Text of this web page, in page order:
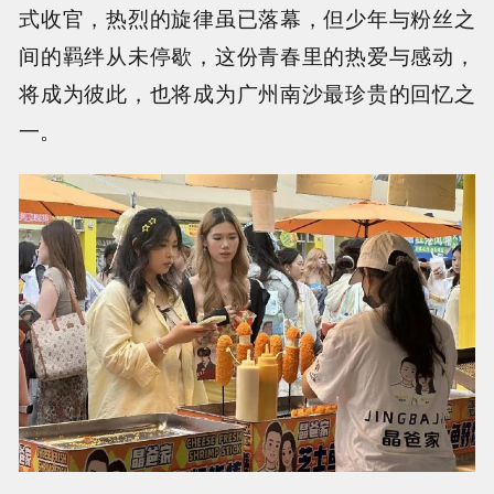
式收官，热烈的旋律虽已落幕，但少年与粉丝之
间的羁绊从未停歇，这份青春里的热爱与感动，
将成为彼此，也将成为广州南沙最珍贵的回忆之
一。